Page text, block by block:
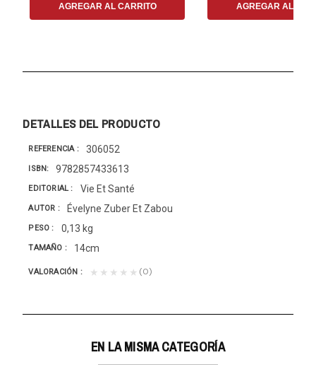
AGREGAR AL CARRITO AGREGAR AL
DETALLES DEL PRODUCTO
REFERENCIA 306052
ISBN 9782857433613
EDITORIAL Vie Et Santé
AUTOR Évelyne Zuber Et Zabou
PESO 0,13 kg
TAMAÑO 14cm
VALORACIÓN ★★★★★ (0)
EN LA MISMA CATEGORÍA